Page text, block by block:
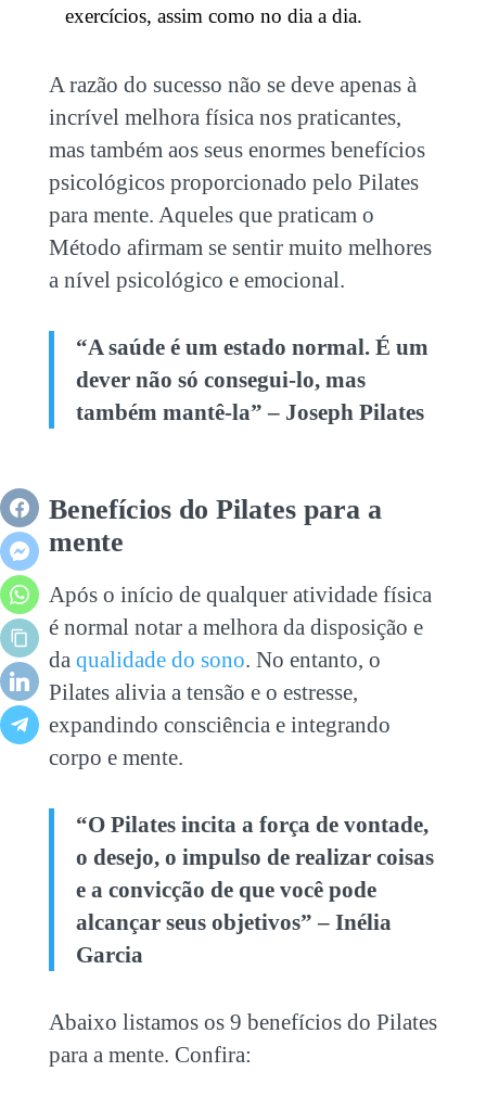
exercícios, assim como no dia a dia.
A razão do sucesso não se deve apenas à
incrível melhora física nos praticantes,
mas também aos seus enormes benefícios
psicológicos proporcionado pelo Pilates
para mente. Aqueles que praticam o
Método afirmam se sentir muito melhores
a nível psicológico e emocional.
“A saúde é um estado normal. É um
dever não só consegui-lo, mas
também mantê-la” – Joseph Pilates
Benefícios do Pilates para a
mente
Após o início de qualquer atividade física
é normal notar a melhora da disposição e
da qualidade do sono. No entanto, o
Pilates alivia a tensão e o estresse,
expandindo consciência e integrando
corpo e mente.
“O Pilates incita a força de vontade,
o desejo, o impulso de realizar coisas
e a convicção de que você pode
alcançar seus objetivos” – Inélia
Garcia
Abaixo listamos os 9 benefícios do Pilates
para a mente. Confira: